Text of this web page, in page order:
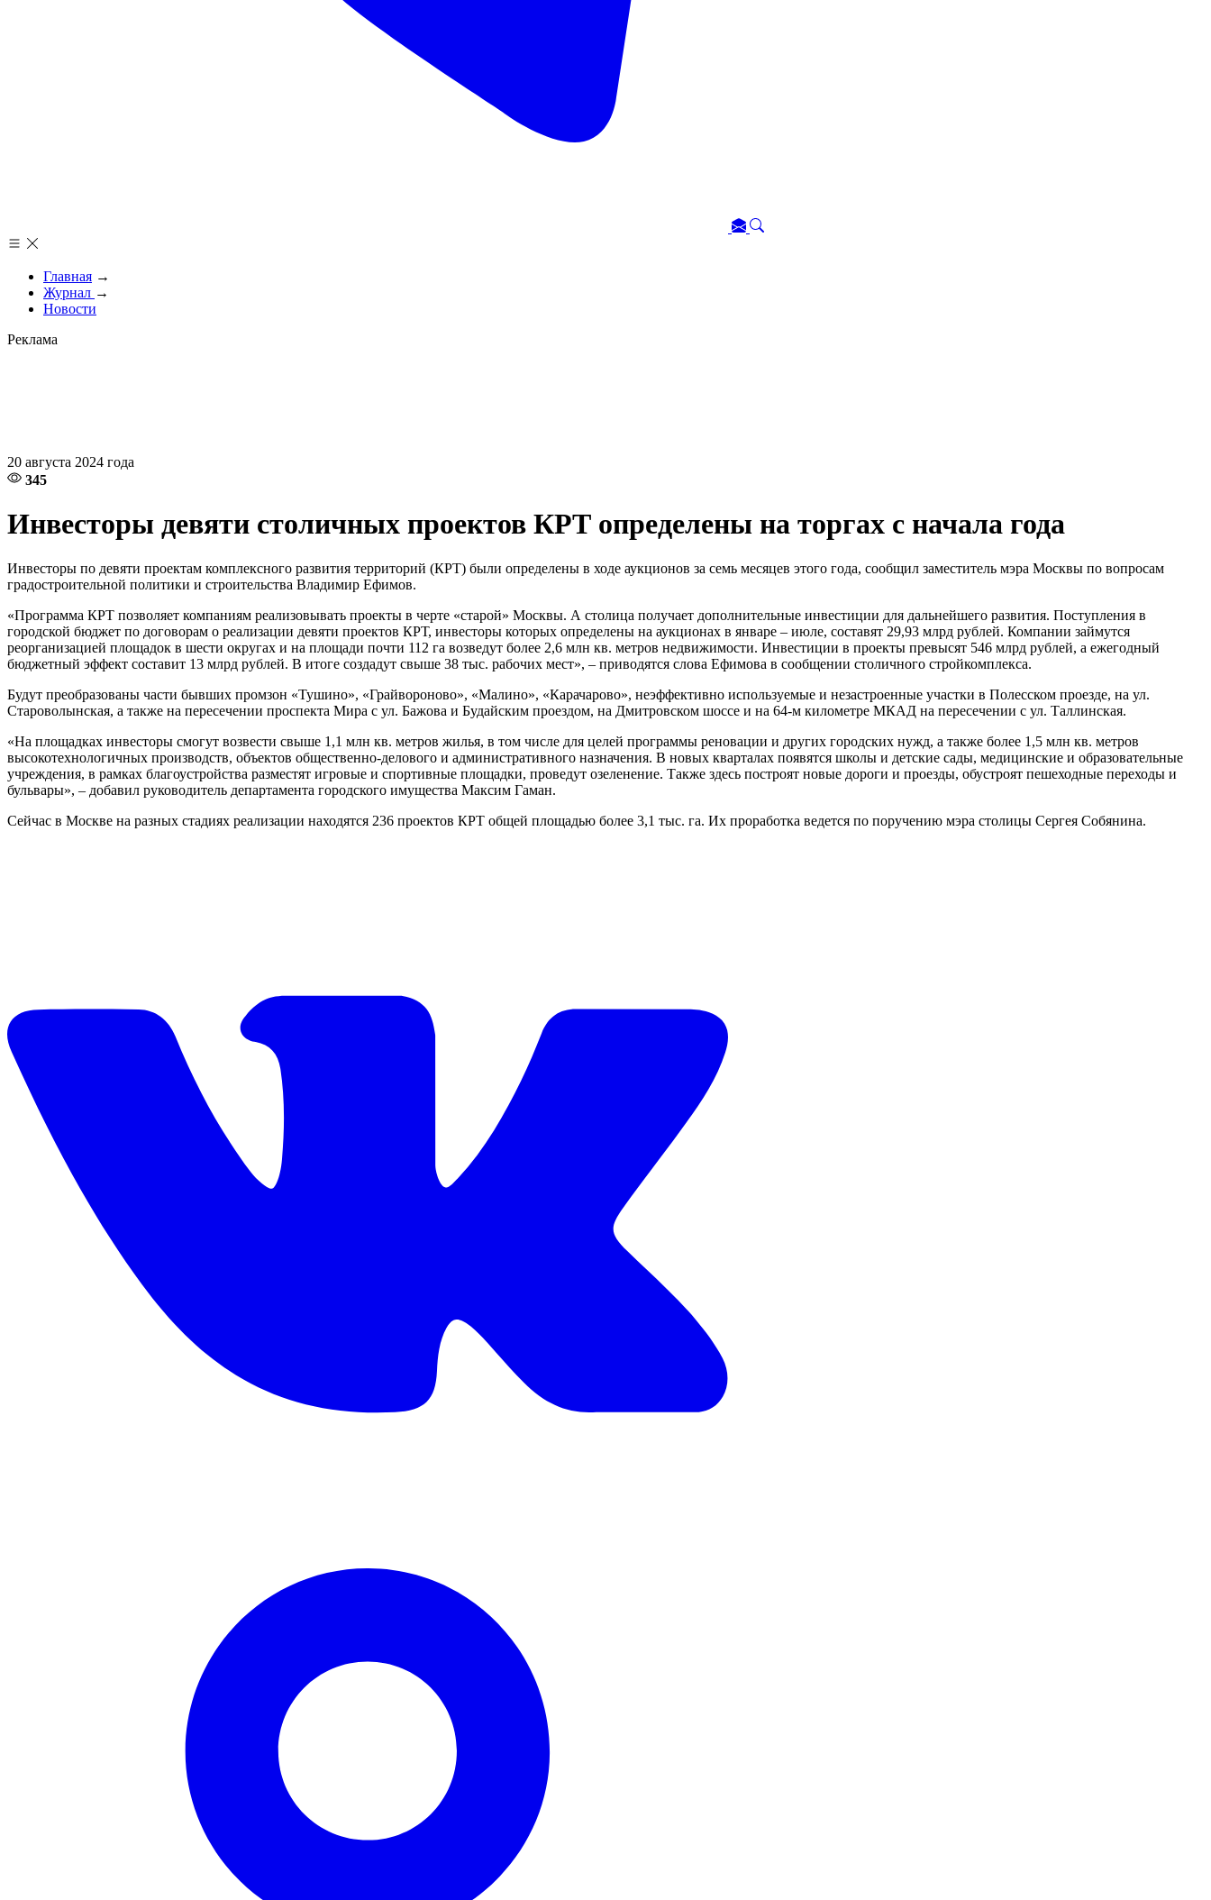
Главная →
Журнал →
Новости
Реклама
20 августа 2024 года
345
Инвесторы девяти столичных проектов КРТ определены на торгах с начала года
Инвесторы по девяти проектам комплексного развития территорий (КРТ) были определены в ходе аукционов за семь месяцев этого года, сообщил заместитель мэра Москвы по вопросам
градостроительной политики и строительства Владимир Ефимов.
«Программа КРТ позволяет компаниям реализовывать проекты в черте «старой» Москвы. А столица получает дополнительные инвестиции для дальнейшего развития. Поступления в
городской бюджет по договорам о реализации девяти проектов КРТ, инвесторы которых определены на аукционах в январе – июле, составят 29,93 млрд рублей. Компании займутся
реорганизацией площадок в шести округах и на площади почти 112 га возведут более 2,6 млн кв. метров недвижимости. Инвестиции в проекты превысят 546 млрд рублей, а ежегодный
бюджетный эффект составит 13 млрд рублей. В итоге создадут свыше 38 тыс. рабочих мест», – приводятся слова Ефимова в сообщении столичного стройкомплекса.
Будут преобразованы части бывших промзон «Тушино», «Грайвороново», «Малино», «Карачарово», неэффективно используемые и незастроенные участки в Полесском проезде, на ул.
Староволынская, а также на пересечении проспекта Мира с ул. Бажова и Будайским проездом, на Дмитровском шоссе и на 64-м километре МКАД на пересечении с ул. Таллинская.
«На площадках инвесторы смогут возвести свыше 1,1 млн кв. метров жилья, в том числе для целей программы реновации и других городских нужд, а также более 1,5 млн кв. метров
высокотехнологичных производств, объектов общественно-делового и административного назначения. В новых кварталах появятся школы и детские сады, медицинские и образовательные
учреждения, в рамках благоустройства разместят игровые и спортивные площадки, проведут озеленение. Также здесь построят новые дороги и проезды, обустроят пешеходные переходы и
бульвары», – добавил руководитель департамента городского имущества Максим Гаман.
Сейчас в Москве на разных стадиях реализации находятся 236 проектов КРТ общей площадью более 3,1 тыс. га. Их проработка ведется по поручению мэра столицы Сергея Собянина.